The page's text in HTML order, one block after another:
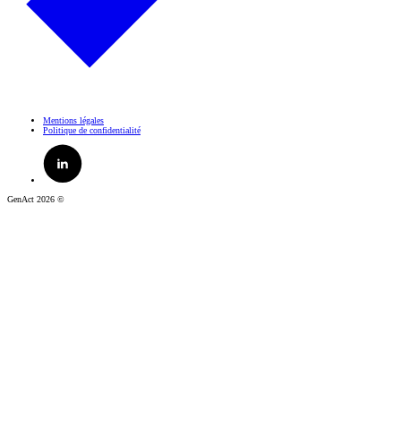
Mentions légales
Politique de confidentialité
GenAct 2026 ©